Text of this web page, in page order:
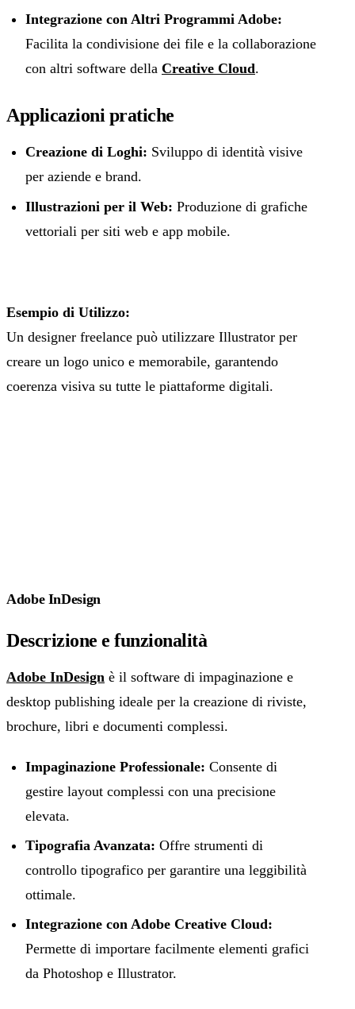
Integrazione con Altri Programmi Adobe:
Facilita la condivisione dei file e la collaborazione
con altri software della Creative Cloud.
Applicazioni pratiche
Creazione di Loghi: Sviluppo di identità visive
per aziende e brand.
Illustrazioni per il Web: Produzione di grafiche
vettoriali per siti web e app mobile.
Esempio di Utilizzo:
Un designer freelance può utilizzare Illustrator per
creare un logo unico e memorabile, garantendo
coerenza visiva su tutte le piattaforme digitali.
Adobe InDesign
Descrizione e funzionalità
Adobe InDesign è il software di impaginazione e
desktop publishing ideale per la creazione di riviste,
brochure, libri e documenti complessi.
Impaginazione Professionale: Consente di
gestire layout complessi con una precisione
elevata.
Tipografia Avanzata: Offre strumenti di
controllo tipografico per garantire una leggibilità
ottimale.
Integrazione con Adobe Creative Cloud:
Permette di importare facilmente elementi grafici
da Photoshop e Illustrator.